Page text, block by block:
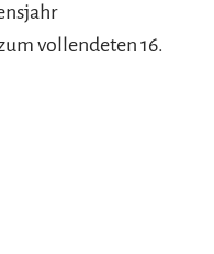
vollendeten 16.